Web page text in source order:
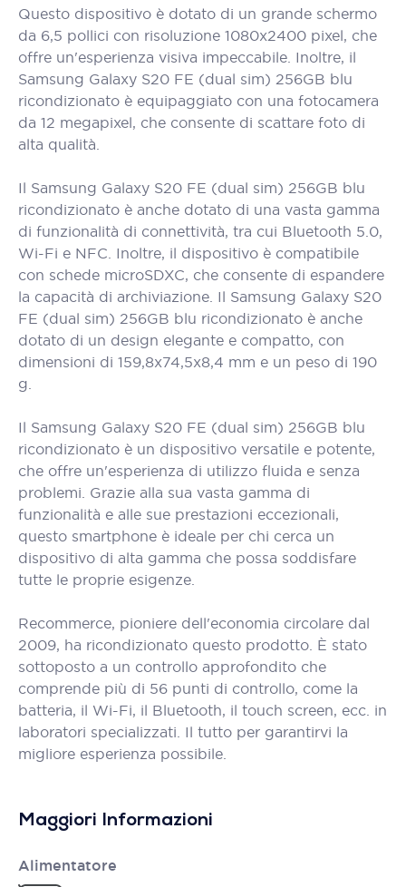
Questo dispositivo è dotato di un grande schermo
da 6,5 pollici con risoluzione 1080x2400 pixel, che
offre un'esperienza visiva impeccabile. Inoltre, il
Samsung Galaxy S20 FE (dual sim) 256GB blu
ricondizionato è equipaggiato con una fotocamera
da 12 megapixel, che consente di scattare foto di
alta qualità.
Il Samsung Galaxy S20 FE (dual sim) 256GB blu
ricondizionato è anche dotato di una vasta gamma
di funzionalità di connettività, tra cui Bluetooth 5.0,
Wi-Fi e NFC. Inoltre, il dispositivo è compatibile
con schede microSDXC, che consente di espandere
la capacità di archiviazione. Il Samsung Galaxy S20
FE (dual sim) 256GB blu ricondizionato è anche
dotato di un design elegante e compatto, con
dimensioni di 159,8x74,5x8,4 mm e un peso di 190
g.
Il Samsung Galaxy S20 FE (dual sim) 256GB blu
ricondizionato è un dispositivo versatile e potente,
che offre un'esperienza di utilizzo fluida e senza
problemi. Grazie alla sua vasta gamma di
funzionalità e alle sue prestazioni eccezionali,
questo smartphone è ideale per chi cerca un
dispositivo di alta gamma che possa soddisfare
tutte le proprie esigenze.
Recommerce, pioniere dell'economia circolare dal
2009, ha ricondizionato questo prodotto. È stato
sottoposto a un controllo approfondito che
comprende più di 56 punti di controllo, come la
batteria, il Wi-Fi, il Bluetooth, il touch screen, ecc. in
laboratori specializzati. Il tutto per garantirvi la
migliore esperienza possibile.
Maggiori Informazioni
Alimentatore